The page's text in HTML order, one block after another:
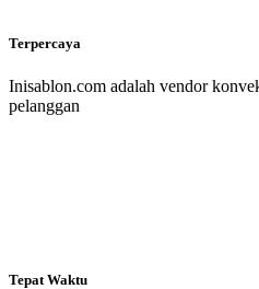
Terpercaya
Inisablon.com adalah vendor
pelanggan
Tepat Waktu